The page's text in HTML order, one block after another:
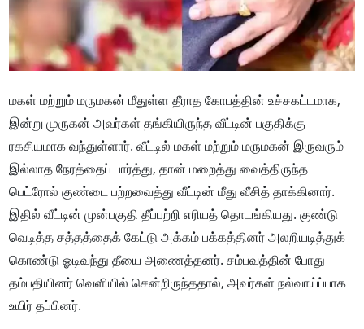
மகள் மற்றும் மருமகன் மீதுள்ள தீராத கோபத்தின் உச்சகட்டமாக,
இன்று முருகன் அவர்கள் தங்கியிருந்த வீட்டின் பகுதிக்கு
ரகசியமாக வந்துள்ளார். வீட்டில் மகள் மற்றும் மருமகன் இருவரும்
இல்லாத நேரத்தைப் பார்த்து, தான் மறைத்து வைத்திருந்த
பெட்ரோல் குண்டை பற்றவைத்து வீட்டின் மீது வீசித் தாக்கினார்.
இதில் வீட்டின் முன்பகுதி தீப்பற்றி எரியத் தொடங்கியது. குண்டு
வெடித்த சத்தத்தைக் கேட்டு அக்கம் பக்கத்தினர் அலறியடித்துக்
கொண்டு ஓடிவந்து தீயை அணைத்தனர். சம்பவத்தின் போது
தம்பதியினர் வெளியில் சென்றிருந்ததால், அவர்கள் நல்வாய்ப்பாக
உயிர் தப்பினர்.